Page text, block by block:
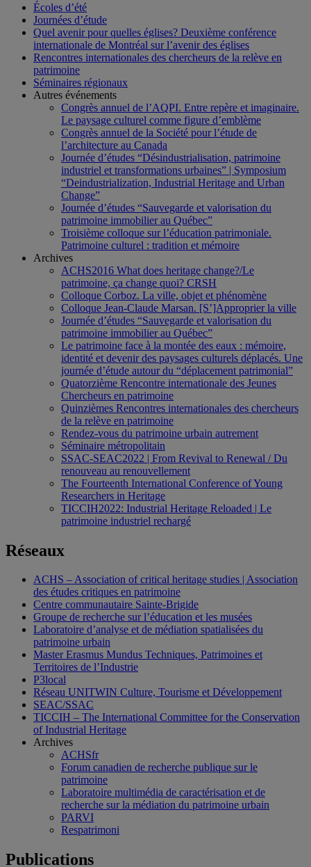
Écoles d’été
Journées d’étude
Quel avenir pour quelles églises? Deuxième conférence
internationale de Montréal sur l’avenir des églises
Rencontres internationales des chercheurs de la relève en
patrimoine
Séminaires régionaux
Autres événements
Congrès annuel de l’AQPI. Entre repère et imaginaire.
Le paysage culturel comme figure d’emblème
Congrès annuel de la Société pour l’étude de
l’architecture au Canada
Journée d’études “Désindustrialisation, patrimoine
industriel et transformations urbaines” | Symposium
“Deindustrialization, Industrial Heritage and Urban
Change”
Journée d’études “Sauvegarde et valorisation du
patrimoine immobilier au Québec”
Troisième colloque sur l’éducation patrimoniale.
Patrimoine culturel : tradition et mémoire
Archives
ACHS2016 What does heritage change?/Le
patrimoine, ça change quoi? CRSH
Colloque Corboz. La ville, objet et phénomène
Colloque Jean-Claude Marsan. [S’]Approprier la ville
Journée d’études “Sauvegarde et valorisation du
patrimoine immobilier au Québec”
Le patrimoine face à la montée des eaux : mémoire,
identité et devenir des paysages culturels déplacés. Une
journée d’étude autour du “déplacement patrimonial”
Quatorzième Rencontre internationale des Jeunes
Chercheurs en patrimoine
Quinzièmes Rencontres internationales des chercheurs
de la relève en patrimoine
Rendez-vous du patrimoine urbain autrement
Séminaire métropolitain
SSAC-SEAC2022 | From Revival to Renewal / Du
renouveau au renouvellement
The Fourteenth International Conference of Young
Researchers in Heritage
TICCIH2022: Industrial Heritage Reloaded | Le
patrimoine industriel rechargé
Réseaux
ACHS – Association of critical heritage studies | Association
des études critiques en patrimoine
Centre communautaire Sainte-Brigide
Groupe de recherche sur l’éducation et les musées
Laboratoire d’analyse et de médiation spatialisées du
patrimoine urbain
Master Erasmus Mundus Techniques, Patrimoines et
Territoires de l’Industrie
P3local
Réseau UNITWIN Culture, Tourisme et Développement
SEAC/SSAC
TICCIH – The International Committee for the Conservation
of Industrial Heritage
Archives
ACHSfr
Forum canadien de recherche publique sur le
patrimoine
Laboratoire multimédia de caractérisation et de
recherche sur la médiation du patrimoine urbain
PARVI
Respatrimoni
Publications